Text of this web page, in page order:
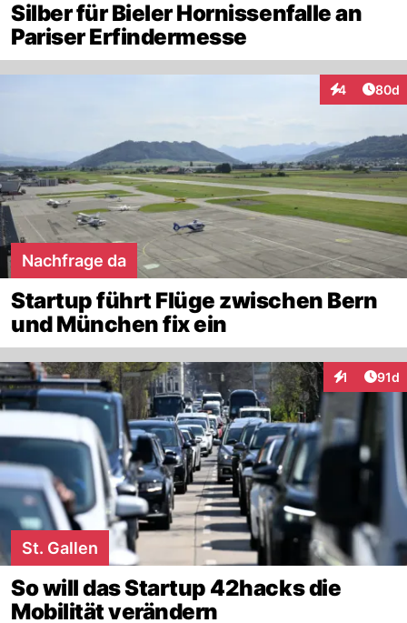
Silber für Bieler Hornissenfalle an
Pariser Erfindermesse
4
Interaktionen
80d
Nachfrage da
Startup führt Flüge zwischen Bern
und München fix ein
1 91d
St. Gallen
So will das Startup 42hacks die
Mobilität verändern